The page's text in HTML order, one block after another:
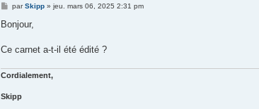
M
s
g
parSkipp» jeu. mars 06, 2025 2:31 pm
Bonjour,
Ce carnet a-t-il été édité ?
Cordialement,
Skipp